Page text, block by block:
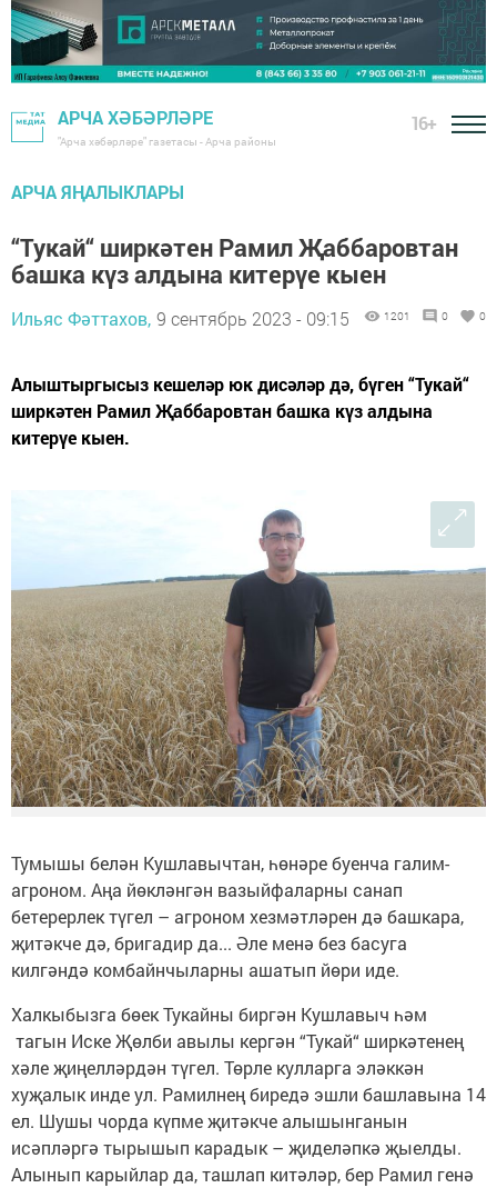
АРЧА ХӘБӘРЛӘРЕ
"Арча хәбәрләре" газетасы - Арча районы
16+
АРЧА ЯҢАЛЫКЛАРЫ
“Тукай“ ширкәтен Рамил Җаббаровтан
башка күз алдына китерүе кыен
Ильяс Фәттахов, 9 сентябрь 2023 - 09:15 1201 0 0
Алыштыргысыз кешеләр юк дисәләр дә, бүген “Тукай“
ширкәтен Рамил Җаббаровтан башка күз алдына
китерүе кыен.
Тумышы белән Кушлавычтан, һөнәре буенча галим-
агроном. Аңа йөкләнгән вазыйфаларны санап
бетерерлек түгел – агроном хезмәтләрен дә башкара,
җитәкче дә, бригадир да... Әле менә без басуга
килгәндә комбайнчыларны ашатып йөри иде.
Халкыбызга бөек Тукайны биргән Кушлавыч һәм
тагын Иске Җөлби авылы кергән “Тукай“ ширкәтенең
хәле җиңелләрдән түгел. Төрле кулларга эләккән
хуҗалык инде ул. Рамилнең биредә эшли башлавына 14
ел. Шушы чорда күпме җитәкче алышынганын
исәпләргә тырышып карадык – җиделәпкә җыелды.
Алынып карыйлар да, ташлап китәләр, бер Рамил генә